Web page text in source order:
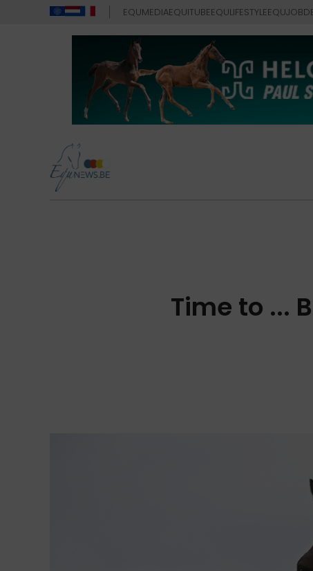
EQUMEDIAEQUITUBEEQULIFESTYLEEQUJOB
Time to ...